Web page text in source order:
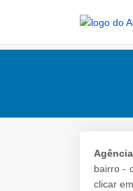
bairro -
clicar